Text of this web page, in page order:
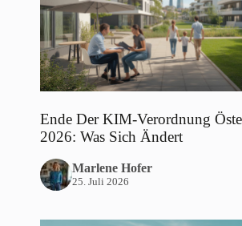
Ende Der KIM-Verordnung
2026: Was Sich Ändert
Marlene Hofer
25. Juli 2026